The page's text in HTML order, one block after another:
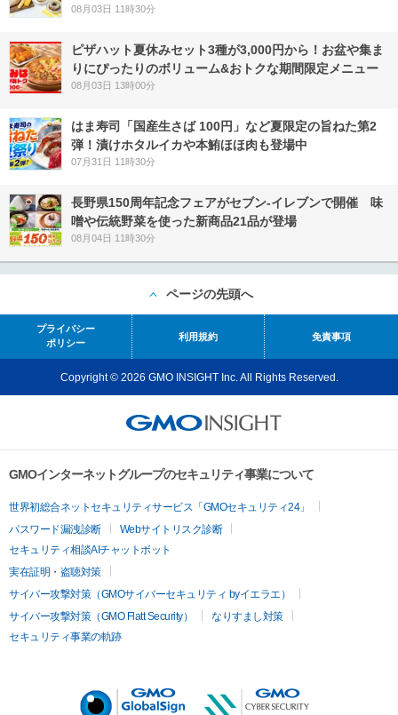
08月03日 11時30分
ピザハット夏休みセット3種が3,000円から！お盆や集ま
りにぴったりのボリューム&おトクな期間限定メニュー
08月03日 13時00分
はま寿司「国産生さば 100円」など夏限定の旨ねた第2
弾！漬けホタルイカや本鮪ほほ肉も登場中
07月31日 11時30分
長野県150周年記念フェアがセブン-イレブンで開催 味
噌や伝統野菜を使った新商品21品が登場
08月04日 11時30分
ページの先頭へ
プライバシー
ポリシー
利用規約 免責事項
Copyright © 2026 GMO INSIGHT Inc. All Rights Reserved.
GMOインターネットグループのセキュリティ事業について
世界初総合ネットセキュリティサービス「GMOセキュリティ24」
パスワード漏洩診断
Webサイトリスク診断
セキュリティ相談AIチャットボット
実在証明・盗聴対策
サイバー攻撃対策（GMOサイバーセキュリティ byイエラエ）
サイバー攻撃対策（GMO Flatt Security）
なりすまし対策
セキュリティ事業の軌跡